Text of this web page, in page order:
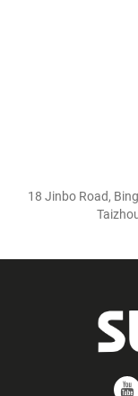
18 Jinbo Road,